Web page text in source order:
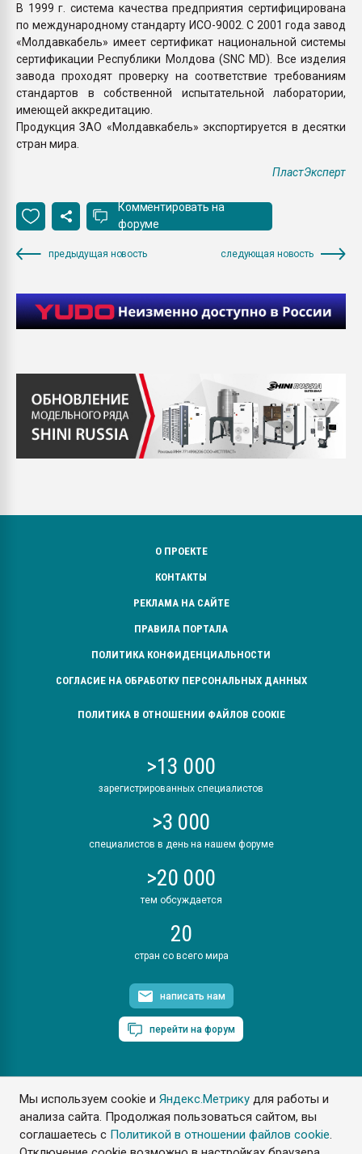
Мы используем cookie иЯндекс.Метрику для работы и
анализа сайта. Продолжая пользоваться сайтом, вы
соглашаетесь с Политикой в отношении файлов cookie.
В 1999 г. система качества предприятия сертифицирована
по международному стандарту ИСО-9002. С 2001 года завод
«Молдавкабель» имеет сертификат национальной системы
сертификации Республики Молдова (SNC MD). Все изделия
завода проходят проверку на соответствие требованиям
стандартов в собственной испытательной лаборатории,
имеющей аккредитацию.
Продукция ЗАО «Молдавкабель» экспортируется в десятки
стран мира.
ПластЭксперт
Комментировать на
форуме
предыдущая новость следующая новость
О ПРОЕКТЕ
КОНТАКТЫ
РЕКЛАМА НА САЙТЕ
ПРАВИЛА ПОРТАЛА
ПОЛИТИКА КОНФИДЕНЦИАЛЬНОСТИ
СОГЛАСИЕ НА ОБРАБОТКУ ПЕРСОНАЛЬНЫХ ДАННЫХ
ПОЛИТИКА В ОТНОШЕНИИ ФАЙЛОВ COOKIE
>13 000
зарегистрированных специалистов
>3 000
специалистов в день на нашем форуме
>20 000
тем обсуждается
20
стран со всего мира
написать нам
перейти на форум
ПластЭксперт © 2006. Все права защищены
Разрешается копирование материалов сайта с обязательной
ссылкой на www.e-plastic.ru
Разработка сайта